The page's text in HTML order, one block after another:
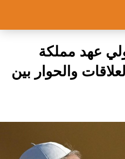
ولي عهد مملكة
والحوار بين